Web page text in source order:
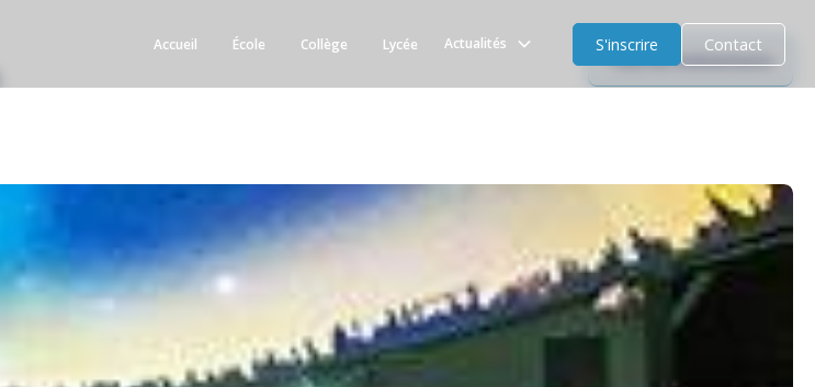
Accueil École Collège Lycée Actualités S'inscrire Contact
Tous les évènements